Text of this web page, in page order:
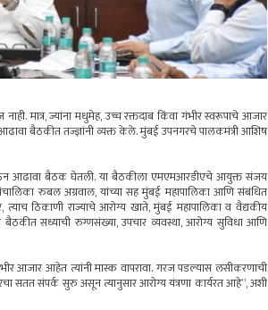
मात्र, ज्यांना मधुमेह, उच्च रक्तदाब किंवा गंभीर स्वरूपाचे आजार
बैठकीत तज्ज्ञांनी व्यक्त केले. मुंबई उपनगरचे पालकमंत्री आशिष
जाऊन आढावा बैठक घेतली. या बैठकीला एमएमआरडीएचे आयुक्त संजय
रुबल अग्रवाल, यांच्या सह मुंबई महापालिका आणि संबंधित
त्याच ठिकाणी राज्याचे आरोग्य खाते, मुंबई महापालिका व वैद्यकीय
बैठकीत सध्याची रुग्णसंख्या, उपचार व्यवस्था, आरोग्य सुविधा आणि
आजार आहेत त्यांनी मास्क वापरावा. गरज पडल्यास लसीकरणाची
सतत संपर्क सुरु असून त्यानुसार आरोग्य यंत्रणा कार्यरत आहे”, अशी